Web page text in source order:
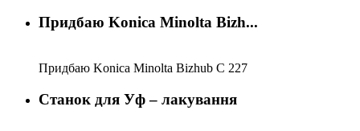
Придбаю Konica Minolta Bizh...
Придбаю Konica Minolta Bizhub C 227
Станок для Уф – лакування